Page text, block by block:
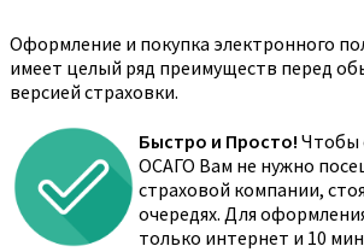
Оформление и покупка электронного
имеет целый ряд преимуществ перед
версией страховки.
Быстро и Просто! Чтобы
ОСАГО Вам не нужно
страховой компании,
очередях. Для
только интернет и 10